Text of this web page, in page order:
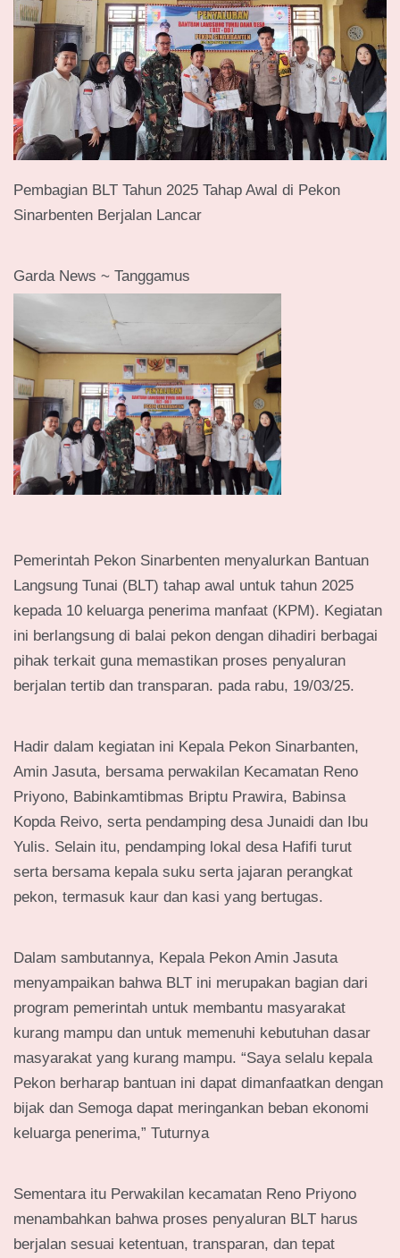
Pembagian BLT Tahun 2025 Tahap Awal di Pekon
Sinarbenten Berjalan Lancar
Garda News ~ Tanggamus
Pemerintah Pekon Sinarbenten menyalurkan Bantuan
Langsung Tunai (BLT) tahap awal untuk tahun 2025
kepada 10 keluarga penerima manfaat (KPM). Kegiatan
ini berlangsung di balai pekon dengan dihadiri berbagai
pihak terkait guna memastikan proses penyaluran
berjalan tertib dan transparan. pada rabu, 19/03/25.
Hadir dalam kegiatan ini Kepala Pekon Sinarbanten,
Amin Jasuta, bersama perwakilan Kecamatan Reno
Priyono, Babinkamtibmas Briptu Prawira, Babinsa
Kopda Reivo, serta pendamping desa Junaidi dan Ibu
Yulis. Selain itu, pendamping lokal desa Hafifi turut
serta bersama kepala suku serta jajaran perangkat
pekon, termasuk kaur dan kasi yang bertugas.
Dalam sambutannya, Kepala Pekon Amin Jasuta
menyampaikan bahwa BLT ini merupakan bagian dari
program pemerintah untuk membantu masyarakat
kurang mampu dan untuk memenuhi kebutuhan dasar
masyarakat yang kurang mampu. “Saya selalu kepala
Pekon berharap bantuan ini dapat dimanfaatkan dengan
bijak dan Semoga dapat meringankan beban ekonomi
keluarga penerima,” Tuturnya
Sementara itu Perwakilan kecamatan Reno Priyono
menambahkan bahwa proses penyaluran BLT harus
berjalan sesuai ketentuan, transparan, dan tepat